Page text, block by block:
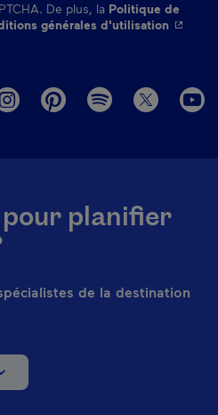
De plus, la Politique de
s'ouvrira dans une nouvelle fenêtre.
générales d'utilisation- Cet
pour planifier
de la destination
Internet. La langue actuelle est